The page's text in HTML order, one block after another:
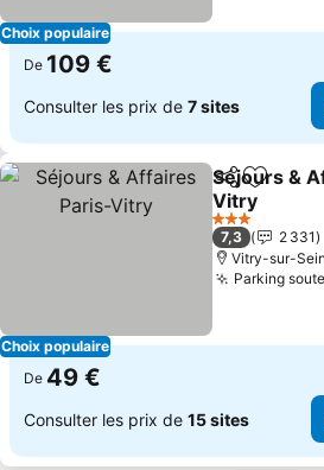
Choix populaire
De 109 €
Consulter les prix de 7 sites
Choix populaire
PartagerAjouter
Séjours &
Vitry
3 Étoiles
7,3
2 331
Vitry-sur-
Parking
De 49 €
Consulter les prix de 15 sites